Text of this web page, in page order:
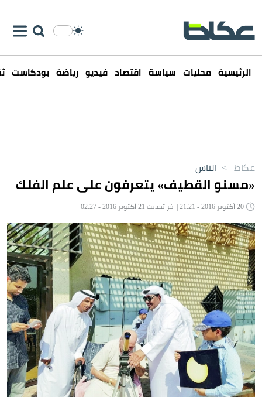
الرئيسية محليات سياسة اقتصاد فيديو رياضة بودكاست
عكاظ > الناس
«مسنو القطيف» يتعرفون على علم الفلك